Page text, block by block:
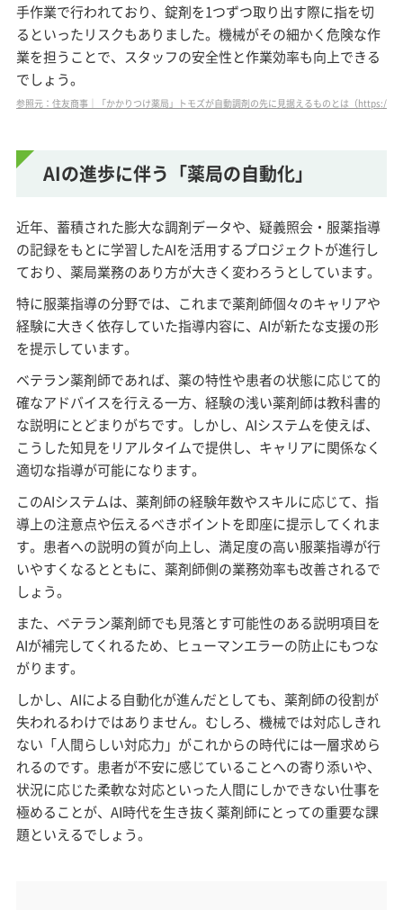
手作業で行われており、錠剤を1つずつ取り出す際に指を切
るといったリスクもありました。機械がその細かく危険な作
業を担うことで、スタッフの安全性と作業効率も向上できる
でしょう。
参照元：住友商事｜「かかりつけ薬局」トモズが自動調剤の先に見据えるものとは（
AIの進歩に伴う「薬局の自動化」
近年、蓄積された膨大な調剤データや、疑義照会・服薬指導
の記録をもとに学習したAIを活用するプロジェクトが進行し
ており、薬局業務のあり方が大きく変わろうとしています。
特に服薬指導の分野では、これまで薬剤師個々のキャリアや
経験に大きく依存していた指導内容に、AIが新たな支援の形
を提示しています。
ベテラン薬剤師であれば、薬の特性や患者の状態に応じて的
確なアドバイスを行える一方、経験の浅い薬剤師は教科書的
な説明にとどまりがちです。しかし、AIシステムを使えば、
こうした知見をリアルタイムで提供し、キャリアに関係なく
適切な指導が可能になります。
このAIシステムは、薬剤師の経験年数やスキルに応じて、指
導上の注意点や伝えるべきポイントを即座に提示してくれま
す。患者への説明の質が向上し、満足度の高い服薬指導が行
いやすくなるとともに、薬剤師側の業務効率も改善されるで
しょう。
また、ベテラン薬剤師でも見落とす可能性のある説明項目を
AIが補完してくれるため、ヒューマンエラーの防止にもつな
がります。
しかし、AIによる自動化が進んだとしても、薬剤師の役割が
失われるわけではありません。むしろ、機械では対応しきれ
ない「人間らしい対応力」がこれからの時代には一層求めら
れるのです。患者が不安に感じていることへの寄り添いや、
状況に応じた柔軟な対応といった人間にしかできない仕事を
極めることが、AI時代を生き抜く薬剤師にとっての重要な課
題といえるでしょう。